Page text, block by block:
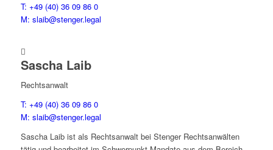
T: +49 (40) 36 09 86 0
M: slaib@stenger.legal

Sascha Laib
Rechtsanwalt
T: +49 (40) 36 09 86 0
M: slaib@stenger.legal
Sascha Laib ist als Rechtsanwalt bei Stenger Rechtsanwälten